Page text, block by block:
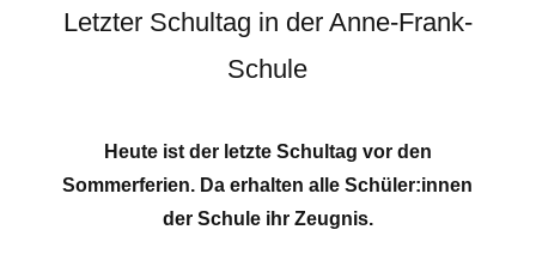
Letzter Schultag in der Anne-Frank-
Schule
Heute ist der letzte Schultag vor den
Sommerferien. Da erhalten alle Schüler:innen
der Schule ihr Zeugnis.